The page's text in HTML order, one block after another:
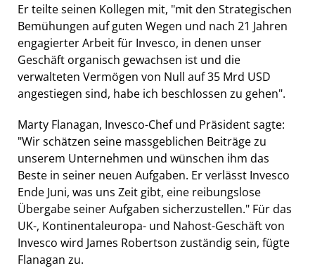
Er teilte seinen Kollegen mit, "mit den Strategischen
Bemühungen auf guten Wegen und nach 21 Jahren
engagierter Arbeit für Invesco, in denen unser
Geschäft organisch gewachsen ist und die
verwalteten Vermögen von Null auf 35 Mrd USD
angestiegen sind, habe ich beschlossen zu gehen".
Marty Flanagan, Invesco-Chef und Präsident sagte:
"Wir schätzen seine massgeblichen Beiträge zu
unserem Unternehmen und wünschen ihm das
Beste in seiner neuen Aufgaben. Er verlässt Invesco
Ende Juni, was uns Zeit gibt, eine reibungslose
Übergabe seiner Aufgaben sicherzustellen." Für das
UK-, Kontinentaleuropa- und Nahost-Geschäft von
Invesco wird James Robertson zuständig sein, fügte
Flanagan zu.